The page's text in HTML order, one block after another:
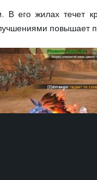
В его жилах течет
повышает